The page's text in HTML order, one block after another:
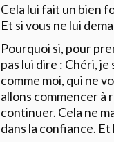
Cela lui fait un bien
Et si vous ne lui
Pourquoi si, pour
pas lui dire : Chéri,
comme moi, qui ne
allons commencer à
continuer. Cela ne
dans la confiance.